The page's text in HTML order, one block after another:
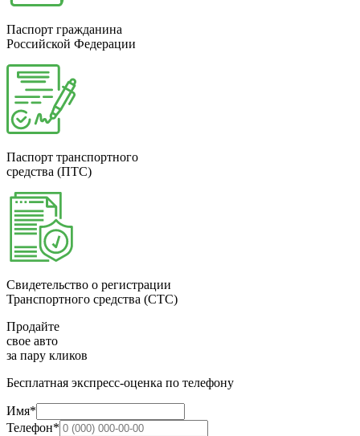
Паспорт гражданина
Российской Федерации
Паспорт транспортного
средства (ПТС)
Свидетельство о регистрации
Транспортного средства (СТС)
Продайте
свое авто
за пару кликов
Бесплатная экспресс-оценка по телефону
Имя*
Телефон*